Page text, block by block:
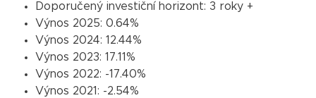
Doporučený investiční horizont: 3 roky +
Výnos 2025: 0.64%
Výnos 2024: 12.44%
Výnos 2023: 17.11%
Výnos 2022: -17.40%
Výnos 2021: -2.54%